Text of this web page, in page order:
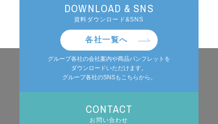
DOWNLOAD & SNS
資料ダウンロード&SNS
各社一覧へ
グループ各社の会社案内や商品パンフレットを
ダウンロードいただけます。
グループ各社のSNSもこちらから。
CONTACT
お問い合わせ